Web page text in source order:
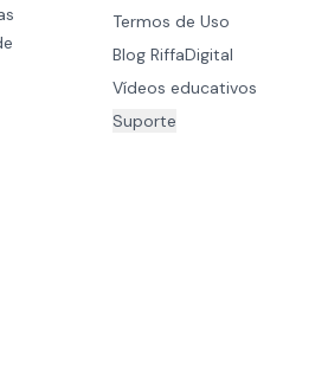
Termos de Uso
Blog RiffaDigital
Vídeos educativos
Suporte